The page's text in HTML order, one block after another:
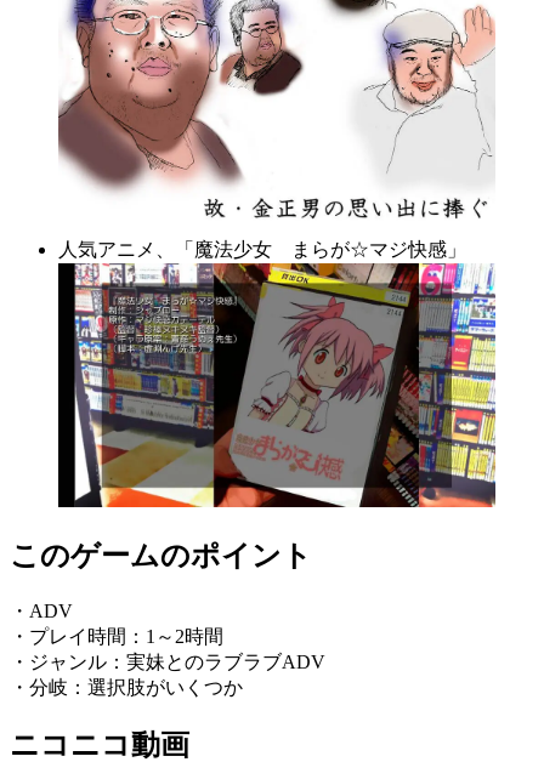
人気アニメ、「魔法少女 まらが☆マジ快感」
このゲームのポイント
・ADV
・プレイ時間：1～2時間
・ジャンル：実妹とのラブラブADV
・分岐：選択肢がいくつか
ニコニコ動画